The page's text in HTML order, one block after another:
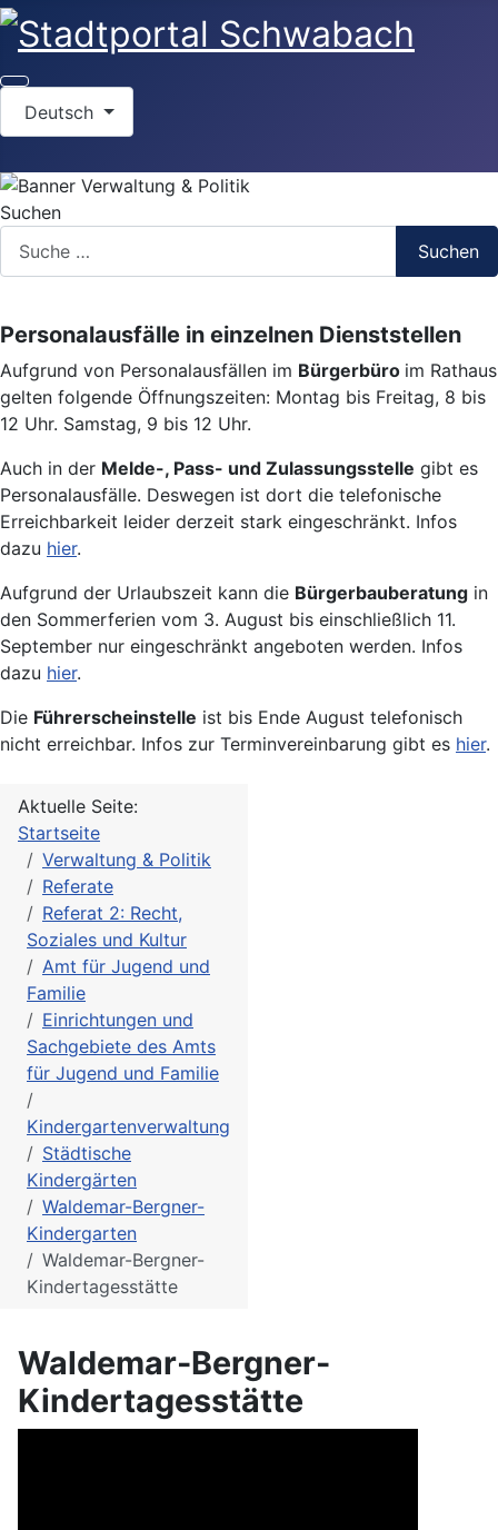
Deutsch
Suchen
Suchen
Personalausfälle in einzelnen Dienststellen
Aufgrund von Personalausfällen im Bürgerbüro im Rathaus
gelten folgende Öffnungszeiten: Montag bis Freitag, 8 bis
12 Uhr. Samstag, 9 bis 12 Uhr.
Auch in der Melde-, Pass- und Zulassungsstelle gibt es
Personalausfälle. Deswegen ist dort die telefonische
Erreichbarkeit leider derzeit stark eingeschränkt. Infos
dazu hier.
Aufgrund der Urlaubszeit kann die Bürgerbauberatung in
den Sommerferien vom 3. August bis einschließlich 11.
September nur eingeschränkt angeboten werden. Infos
dazu hier.
Die Führerscheinstelle ist bis Ende August telefonisch
nicht erreichbar. Infos zur Terminvereinbarung gibt es hier.
Aktuelle Seite:
Startseite
Verwaltung & Politik
Referate
Referat 2: Recht,
Soziales und Kultur
Amt für Jugend und
Familie
Einrichtungen und
Sachgebiete des Amts
für Jugend und Familie
Kindergartenverwaltung
Städtische
Kindergärten
Waldemar-Bergner-
Kindergarten
Waldemar-Bergner-
Kindertagesstätte
Waldemar-Bergner-
Kindertagesstätte